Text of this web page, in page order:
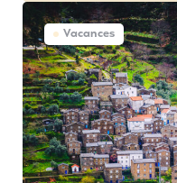
Vacances